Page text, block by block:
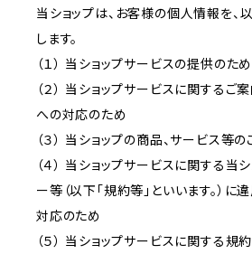
当ショップは、お客様の個人情報を、
します。
（１） 当ショップサービスの提供のため
（２） 当ショップサービスに関するご
への対応のため
（３） 当ショップの商品、サービス等
（４） 当ショップサービスに関する当
ー等（以下「規約等」といいます。）
対応のため
（５） 当ショップサービスに関する規